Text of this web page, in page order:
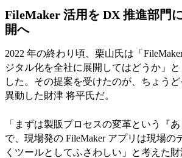
FileMaker 活用を DX 推進部門
開へ
2022 年の終わり頃、栗山氏は「
ジタル化を全社に展開してはどうか」
した。その提案を受けたのが、ちょう
異動した財津 将平氏だ。
「まずは製販プロセスの変革という『
で、現場発の FileMaker アプリは現場の
くツールとしてふさわしい」と考えた